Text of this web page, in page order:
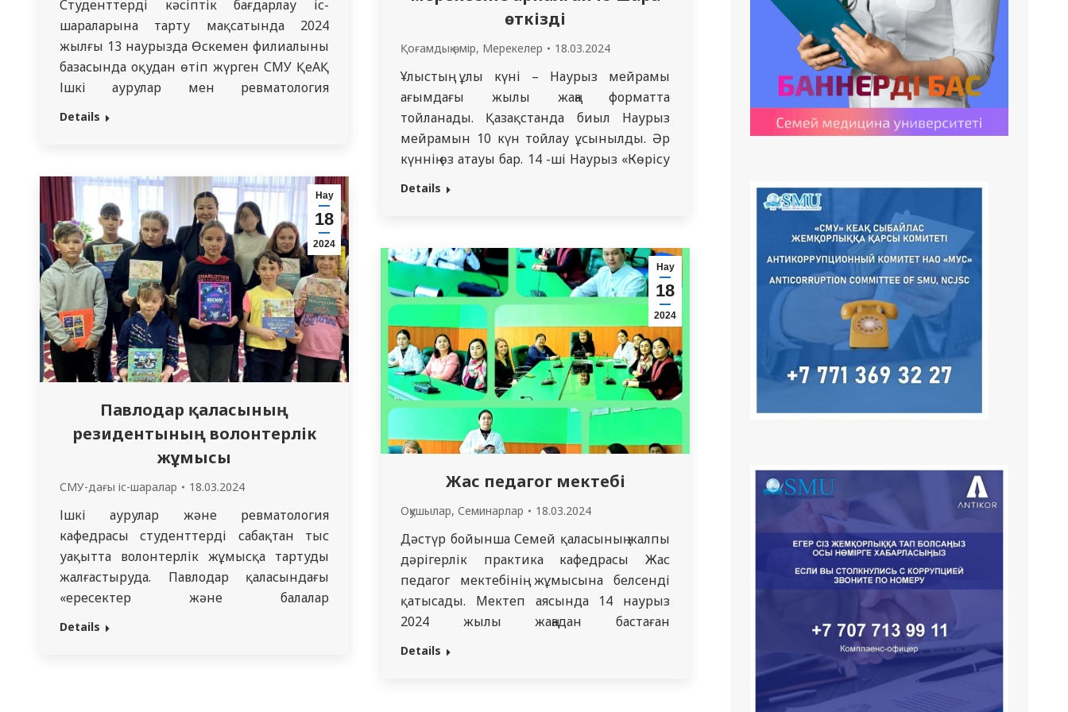
Студенттерді кәсіптік бағдарлау іс-
шараларына тарту мақсатында 2024
жылғы 13 наурызда Өскемен филиалының
базасында оқудан өтіп жүрген СМУ ҚеАҚ
Ішкі аурулар мен ревматология
кафедрасының «Ересектердің, балалардың
бірге «Ашық есік күнін» өткізді.
Резиденттер Кеукенова Мадина мен
Пайзрахманова Сая Өскемен қаласының.
№30 орта мектебінің оқушылары үшін
«Медицинадағы…
Details
өткізді
Қоғамдық өмір, Мерекелер 18.03.2024
Ұлыстың ұлы күні – Наурыз мейрамы
ағымдағы жылы жаңа форматта
тойланады. Қазақстанда биыл Наурыз
мейрамын 10 күн тойлау ұсынылды. Әр
күннің өз атауы бар. 14 -ші Наурыз «Көрісу
күні – Амал мерекесі». Өскемен филиалы
Төс қағысып көрісіп, жыл берекелі
болсын деп, бір-біріне тілектерін…
Details
Нау
18
2024
Павлодар қаласының
резидентының волонтерлік
жұмысы
СМУ-дағы іс-шаралар 18.03.2024
Ішкі аурулар және ревматология
кафедрасы студенттерді сабақтан тыс
уақытта волонтерлік жұмысқа тартуды
жалғастыруда. Павлодар қаласындағы
«ересектер және балалар
гастроэнтерологиясы» мамандығының 2
Details
Нау
18
2024
Жас педагог мектебі
Оқушылар, Семинарлар 18.03.2024
Дәстүр бойынша Семей қаласының жалпы
дәрігерлік практика кафедрасы Жас
педагог мектебінің жұмысына белсенді
қатысады. Мектеп аясында 14 наурыз
2024 жылы жаңадан бастаған
оқытушыларға арналған екі семинар өтті.
Details